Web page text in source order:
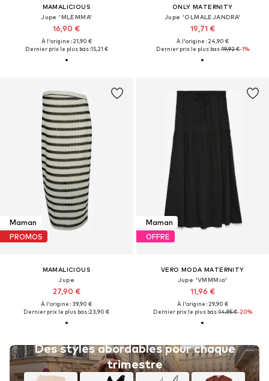
MAMALICIOUS
Jupe 'MLEMMA'
16,90 €
À l'origine : 21,90 €
Dernier prix le plus bas :15,21 €
ONLY MATERNITY
Jupe 'OLMALEJANDRA'
19,71 €
À l'origine : 24,90 €
Dernier prix le plus bas :19,92 €-1%
Maman
PROMOS
MAMALICIOUS
Jupe
27,90 €
À l'origine : 39,90 €
Dernier prix le plus bas :23,90 €
Maman
OFFRE
VERO MODA MATERNITY
Jupe 'VMMMia'
11,96 €
À l'origine : 29,90 €
Dernier prix le plus bas :14,95 €-20%
Des styles abordables pour chaque
trimestre